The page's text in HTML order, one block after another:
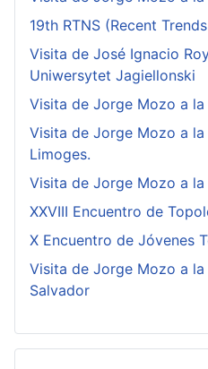
19th RTNS (Recent
Visita de José Ignacio
Uniwersytet Jagiellonski
Visita de Jorge Mozo a
Visita de Jorge Mozo a
Limoges.
Visita de Jorge Mozo a la
XXVIII Encuentro de
X Encuentro de Jóvenes
Visita de Jorge Mozo a
Salvador